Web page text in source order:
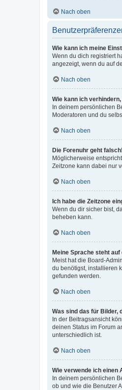
Nach oben
Wie kann ich meine
Wenn du dich registriert
angezeigt, wenn du auf
Nach oben
Wie kann ich
In deinem persönlichen
Moderatoren und du
Nach oben
Die Forenuhr geht falsch!
Möglicherweise
Zeitzone kann dabei nur
Nach oben
Ich habe die Zeitzone
Wenn du dir sicher bist,
beheben kann.
Nach oben
Meine Sprache steht
Meist hat die Board-
du benötigst, installieren
gefunden werden.
Nach oben
Was sind das für Bilder,
In der Beitragsansicht
deinen Status im Forum
unterschiedlich ist.
Nach oben
Wie verwende ich einen
In deinem persönlichen
ob und wie die Benutzer